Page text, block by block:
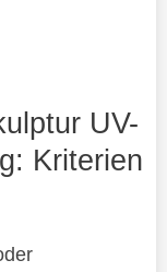
UV-
Kriterien